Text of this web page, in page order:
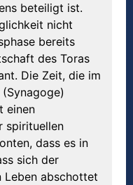
beteiligt ist.
nicht
bereits
des Toras
Die Zeit, die im
einen
spirituellen
dass es in
sich der
Leben abschottet